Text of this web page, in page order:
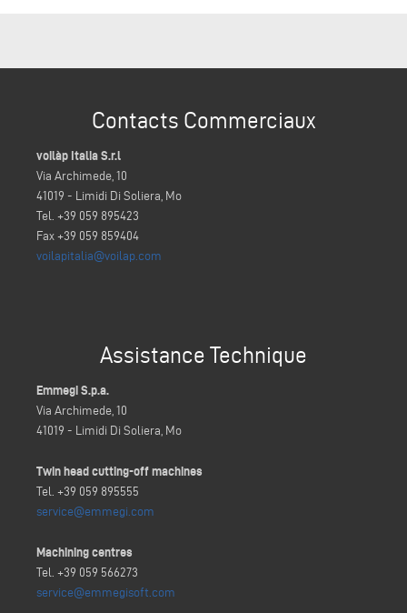
Contacts Commerciaux
voilàp Italia S.r.l
Via Archimede, 10
41019 - Limidi Di Soliera, Mo
Tel. +39 059 895423
Fax +39 059 859404
voilapitalia@voilap.com
Assistance Technique
Emmegi S.p.a.
Via Archimede, 10
41019 - Limidi Di Soliera, Mo
Twin head cutting-off machines
Tel. +39 059 895555
service@emmegi.com
Machining centres
Tel. +39 059 566273
service@emmegisoft.com